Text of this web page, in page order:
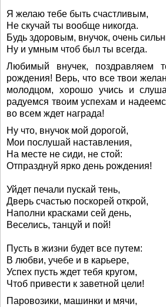
Я желаю тебе быть счастливым,
Не скучай ты вообще никогда.
Будь здоровым, внучок, очень
Ну и умным чтоб был ты всегда.
Любимый внучек, поздравляем
рождения! Верь, что все твои
молодцом, хорошо учись и
радуемся твоим успехам и
во всем ждет награда!
Ну что, внучок мой дорогой,
Мои послушай наставления,
На месте не сиди, не стой:
Отпразднуй ярко день рождения!
Уйдет печали пускай тень,
Дверь счастью поскорей открой,
Наполни красками сей день,
Веселись, танцуй и пой!
Пусть в жизни будет все путем:
В любви, учебе и в карьере,
Успех пусть ждет тебя кругом,
Чтоб привести к заветной цели!
Паровозики, машинки и мячи,